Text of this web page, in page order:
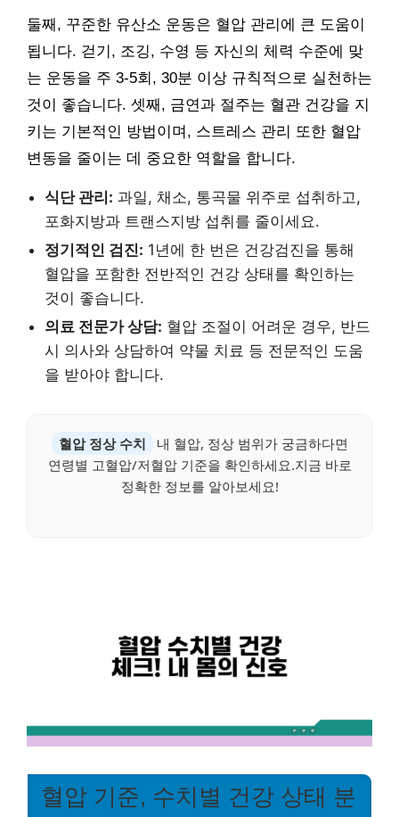
둘째, 꾸준한 유산소 운동은 혈압 관리에 큰 도움이
됩니다. 걷기, 조깅, 수영 등 자신의 체력 수준에 맞
는 운동을 주 3-5회, 30분 이상 규칙적으로 실천하는
것이 좋습니다. 셋째, 금연과 절주는 혈관 건강을 지
키는 기본적인 방법이며, 스트레스 관리 또한 혈압
변동을 줄이는 데 중요한 역할을 합니다.
식단 관리: 과일, 채소, 통곡물 위주로 섭취하고,
포화지방과 트랜스지방 섭취를 줄이세요.
정기적인 검진: 1년에 한 번은 건강검진을 통해
혈압을 포함한 전반적인 건강 상태를 확인하는
것이 좋습니다.
의료 전문가 상담: 혈압 조절이 어려운 경우, 반드
시 의사와 상담하여 약물 치료 등 전문적인 도움
을 받아야 합니다.
혈압 정상 수치
내 혈압, 정상 범위가 궁금하다면
연령별 고혈압/저혈압 기준을 확인하세요.지금 바로
정확한 정보를 알아보세요!
혈압 기준, 수치별 건강 상태 분